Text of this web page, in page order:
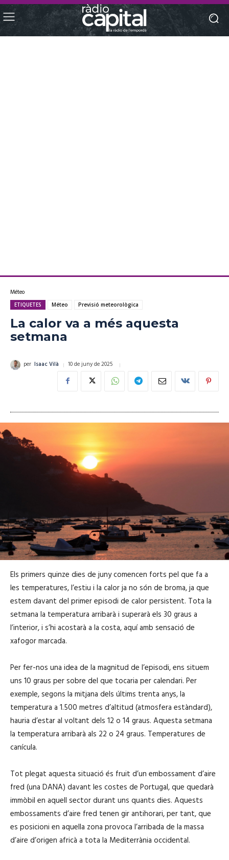
Méteo
ETIQUETES Méteo Previsió meteorològica
La calor va a més aquesta
setmana
per Isaac Vilà 10 de juny de 2025
Els primers quinze dies de juny comencen forts pel que fa a
les temperatures, l’estiu i la calor ja no són de broma, ja que
estem davant del primer episodi de calor persistent. Tota la
setmana la temperatura arribarà i superarà els 30 graus a
l’interior, i s’hi acostarà a la costa, aquí amb sensació de
xafogor marcada.
Per fer-nos una idea de la magnitud de l’episodi, ens situem
uns 10 graus per sobre del que tocaria per calendari. Per
exemple, segons la mitjana dels últims trenta anys, la
temperatura a 1.500 metres d’altitud (atmosfera estàndard),
hauria d’estar al voltant dels 12 o 14 graus. Aquesta setmana
la temperatura arribarà als 22 o 24 graus. Temperatures de
canícula.
Tot plegat aquesta situació és fruit d’un embossament d’aire
fred (una DANA) davant les costes de Portugal, que quedarà
immòbil en aquell sector durant uns quants dies. Aquests
embossaments d’aire fred tenen gir antihorari, per tant, que
es posicioni en aquella zona provoca l’arribada de la massa
d’aire d’origen africà a tota la Mediterrània occidental.